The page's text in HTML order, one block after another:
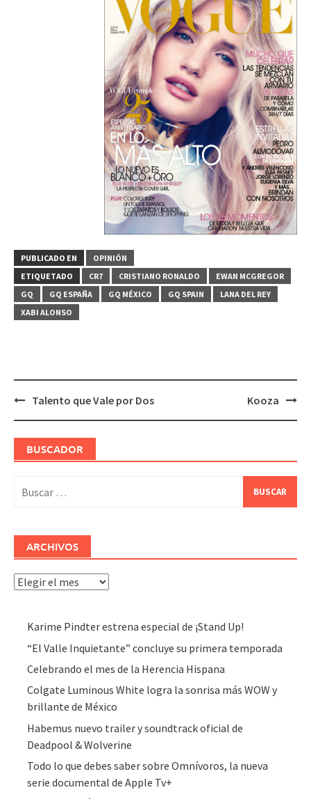
PUBLICADO EN
OPINIÓN
ETIQUETADO
CR7 CRISTIANO RONALDO
EWAN MCGREGOR
GQ
GQ ESPAÑA GQ MÉXICO GQ SPAIN
LANA DEL REY
XABI ALONSO
Navegación
Talento que Vale por Dos Kooza
BUSCADOR
ARCHIVOS
Archivos
Karime Pindter estrena especial de ¡Stand Up!
“El Valle Inquietante” concluye su primera temporada
Celebrando el mes de la Herencia Hispana
Colgate Luminous White logra la sonrisa más WOW y
brillante de México
Habemus nuevo trailer y soundtrack oficial de
Deadpool & Wolverine
Todo lo que debes saber sobre Omnívoros, la nueva
serie documental de Apple Tv+